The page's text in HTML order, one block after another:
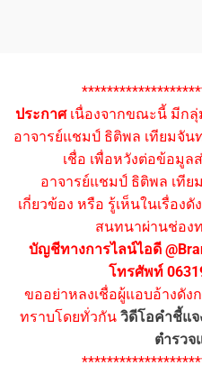
ประกาศเนื่องจากขณะนี้ มีกลุ่
อาจารย์แชมป์ ธิติพล เทียมจัน
เชื่อ เพื่อหวังต่อข้อมู
อาจารย์แชมป์ ธิติพล เทีย
เกี่ยวข้อง หรือ รู้เห็นในเรื่อง
สนทนาผ่านช่อง
บัญชีทางการไลน์ไอดี
โทรศัพท์
ขออย่าหลงเชื่อผู้แอบอ้างดัง
ทราบโดยทั่วกัน วิดีโอคำชี้แจ
ตำรวจ